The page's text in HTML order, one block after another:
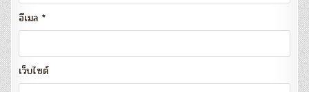
อีเมล *
เว็บไซต์